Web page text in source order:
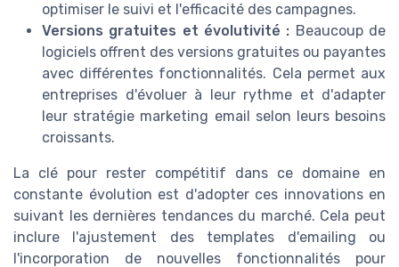
optimiser le suivi et l'efficacité des campagnes.
Versions gratuites et évolutivité : Beaucoup de
logiciels offrent des versions gratuites ou payantes
avec différentes fonctionnalités. Cela permet aux
entreprises d'évoluer à leur rythme et d'adapter
leur stratégie marketing email selon leurs besoins
croissants.
La clé pour rester compétitif dans ce domaine en
constante évolution est d'adopter ces innovations en
suivant les dernières tendances du marché. Cela peut
inclure l'ajustement des templates d'emailing ou
l'incorporation de nouvelles fonctionnalités pour